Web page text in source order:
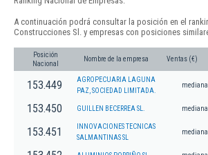
A continuación podrá consultar la posición en el
Construcciones Sl. y empresas con posiciones
Posición
Nacional
Nombre de la empresa Ventas (€)
153.449
AGROPECUARIA LAGUNA
PAZ, SOCIEDAD LIMITADA.
mediana
153.450 GUILLEN BECERREA SL. mediana
153.451
INNOVACIONES TECNICAS
SALMANTINAS SL
mediana